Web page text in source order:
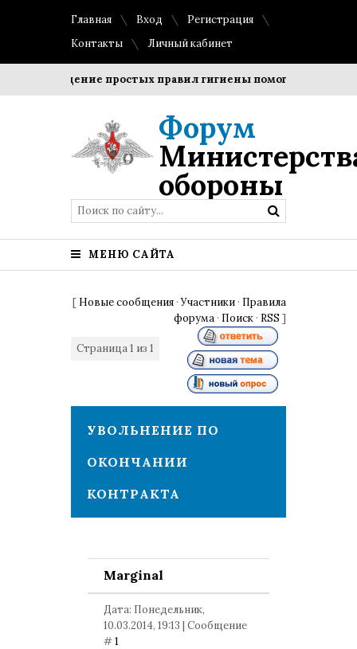
Главная Вход
Регистрация
Контакты
Личный кабинет
Соблюдение простых правил гигиены помогает
Форум
обороны
МЕНЮ САЙТА
[ Новые сообщения ·Участники · Правила
форума · Поиск · RSS ]
Страница1 из 1
УВОЛЬНЕНИЕ ПО
ОКОНЧАНИИ
КОНТРАКТА
Marginal
Дата: Понедельник,
10.03.2014, 19:13 | Сообщение
#1